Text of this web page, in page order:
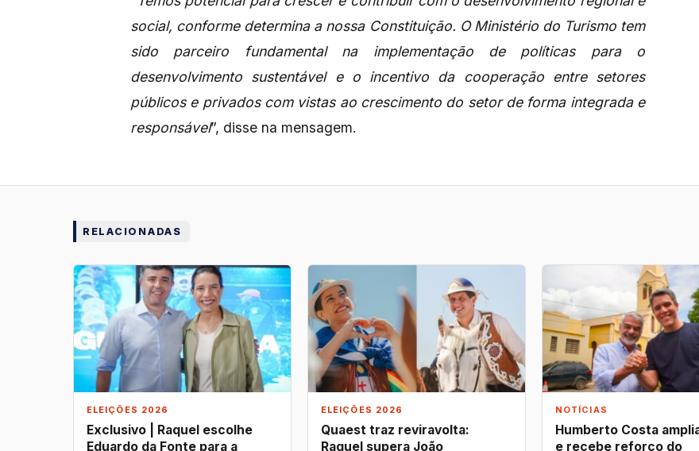
social, conforme determina a nossa Constituição. O Ministério do Turismo tem
sido parceiro fundamental na implementação de políticas para o
desenvolvimento sustentável e o incentivo da cooperação entre setores
públicos e privados com vistas ao crescimento do setor de forma integrada e
responsável”, disse na mensagem.
RELACIONADAS
ELEIÇÕES 2026
Exclusivo | Raquel escolhe
Eduardo da Fonte para a
ELEIÇÕES 2026
Quaest traz reviravolta:
Raquel supera João
NOTÍCIAS
Humberto Costa
e recebe reforço do